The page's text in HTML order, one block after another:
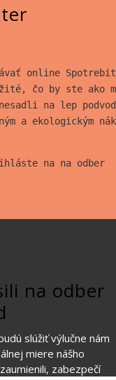
online
čo by ste ako
na lep
a ekologickým
na na odber
na odber
slúžiť výlučne nám
miere nášho
zabezpečí